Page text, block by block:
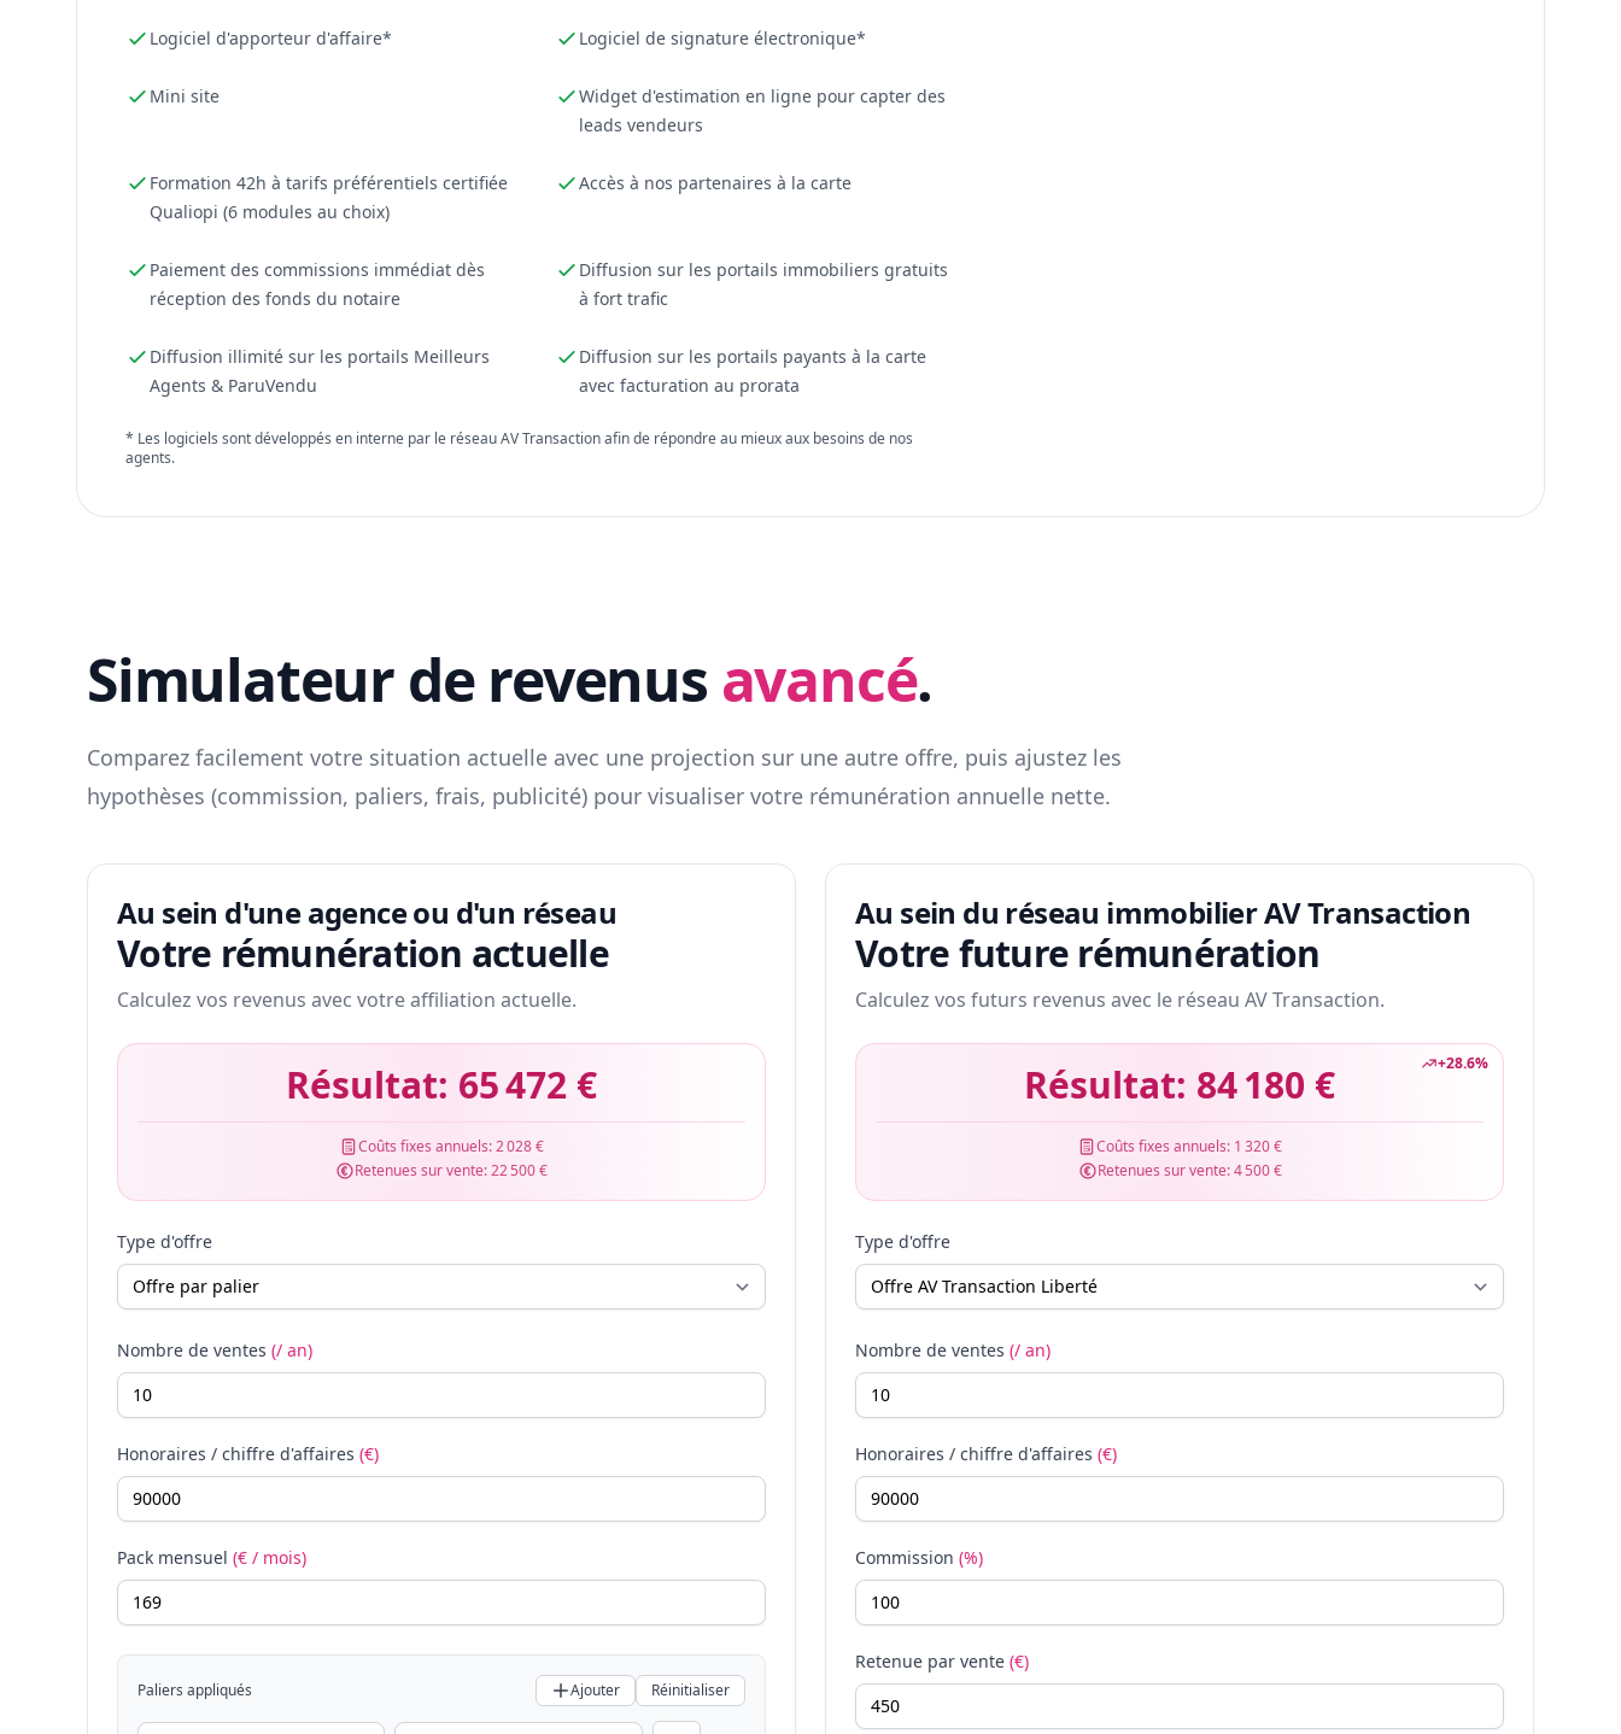
Logiciel d'apporteur d'affaire* Logiciel de signature électronique*
Mini site
Widget d'estimation en ligne pour capter des
leads vendeurs
Formation 42h à tarifs préférentiels certifiée
Qualiopi (6 modules au choix)
Accès à nos partenaires à la carte
Paiement des commissions immédiat dès
réception des fonds du notaire
Diffusion sur les portails immobiliers gratuits
à fort trafic
Diffusion illimité sur les portails Meilleurs
Agents & ParuVendu
Diffusion sur les portails payants à la carte
avec facturation au prorata
* Les logiciels sont développés en interne par le réseau AV Transaction afin de répondre au mieux aux besoins de nos
agents.
Simulateur de revenus avancé.
Comparez facilement votre situation actuelle avec une projection sur une autre offre, puis ajustez les
hypothèses (commission, paliers, frais, publicité) pour visualiser votre rémunération annuelle nette.
Au sein d'une agence ou d'un réseau
Votre rémunération actuelle
Calculez vos revenus avec votre affiliation actuelle.
Résultat: 65 472 €
Coûts fixes annuels:2 028 €
Retenues sur vente:22 500 €
Type d'offre
Nombre de ventes (/ an)
Honoraires / chiffre d'affaires (€)
Pack mensuel (€ / mois)
Paliers appliqués Ajouter Réinitialiser
Au sein du réseau immobilier AV Transaction
Votre future rémunération
Calculez vos futurs revenus avec le réseau AV Transaction.
+28.6%
Résultat: 84 180 €
Coûts fixes annuels: 1 320 €
Retenues sur vente:4 500 €
Type d'offre
Nombre de ventes (/ an)
Honoraires / chiffre d'affaires (€)
Commission (%)
Retenue par vente (€)